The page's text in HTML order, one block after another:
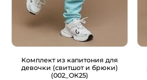
Комплект из капитония для
девочки (свитшот и брюки)
(002_ОК25)